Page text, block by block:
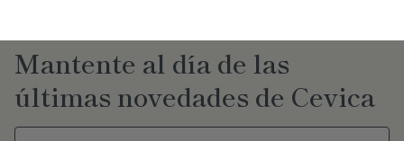
Mantente al día de las
últimas novedades de Cevica